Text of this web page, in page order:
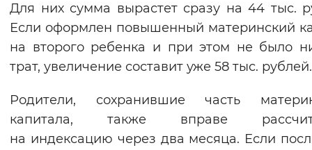
Звуковой ассистент
Воспроизвести Остановить
Вернуть стандартные настройки
Для них сумма вырастет сразу на 44 тыс.
Если оформлен повышенный материнский
на второго ребенка и при этом не было
трат, увеличение составит уже 58 тыс. рублей.
Родители, сохранившие часть
капитала, также вправе
на индексацию через два месяца. Если